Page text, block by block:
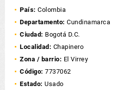
País: Colombia
Departamento: Cundinamarca
Ciudad: Bogotá D.C.
Localidad: Chapinero
Zona / barrio: El Virrey
Código: 7737062
Estado: Usado